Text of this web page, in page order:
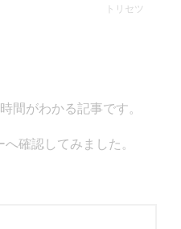
トリセツ
間がわかる記事です。
確認してみました。